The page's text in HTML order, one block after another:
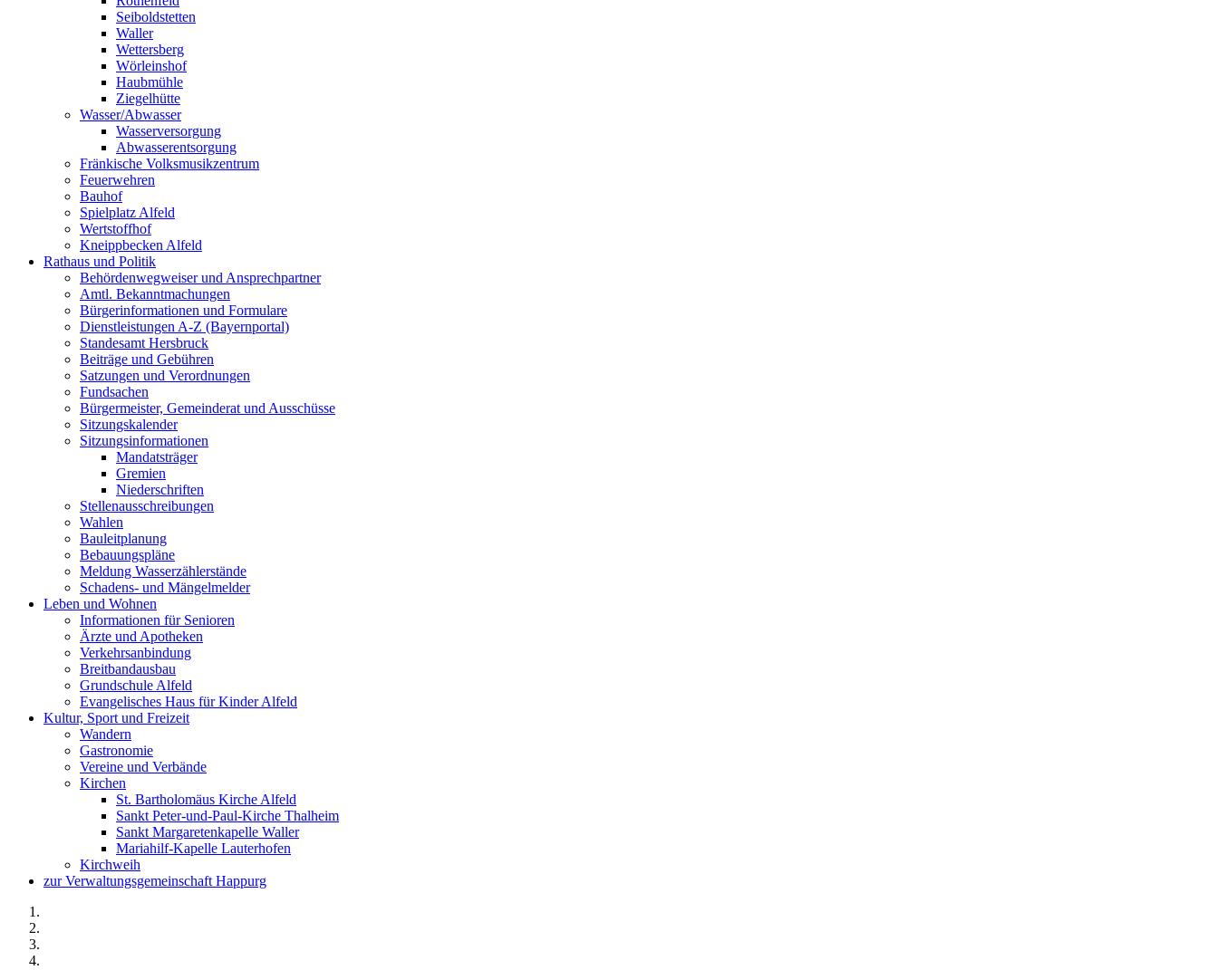
Seiboldstetten
Waller
Wettersberg
Wörleinshof
Haubmühle
Ziegelhütte
Wasser/Abwasser
Wasserversorgung
Abwasserentsorgung
Fränkische Volksmusikzentrum
Feuerwehren
Bauhof
Spielplatz Alfeld
Wertstoffhof
Kneippbecken Alfeld
Rathaus und Politik
Behördenwegweiser und Ansprechpartner
Amtl. Bekanntmachungen
Bürgerinformationen und Formulare
Dienstleistungen A-Z (Bayernportal)
Standesamt Hersbruck
Beiträge und Gebühren
Satzungen und Verordnungen
Fundsachen
Bürgermeister, Gemeinderat und Ausschüsse
Sitzungskalender
Sitzungsinformationen
Mandatsträger
Gremien
Niederschriften
Stellenausschreibungen
Wahlen
Bauleitplanung
Bebauungspläne
Meldung Wasserzählerstände
Schadens- und Mängelmelder
Leben und Wohnen
Informationen für Senioren
Ärzte und Apotheken
Verkehrsanbindung
Breitbandausbau
Grundschule Alfeld
Evangelisches Haus für Kinder Alfeld
Kultur, Sport und Freizeit
Wandern
Gastronomie
Vereine und Verbände
Kirchen
St. Bartholomäus Kirche Alfeld
Sankt Peter-und-Paul-Kirche Thalheim
Sankt Margaretenkapelle Waller
Mariahilf-Kapelle Lauterhofen
Kirchweih
zur Verwaltungsgemeinschaft Happurg